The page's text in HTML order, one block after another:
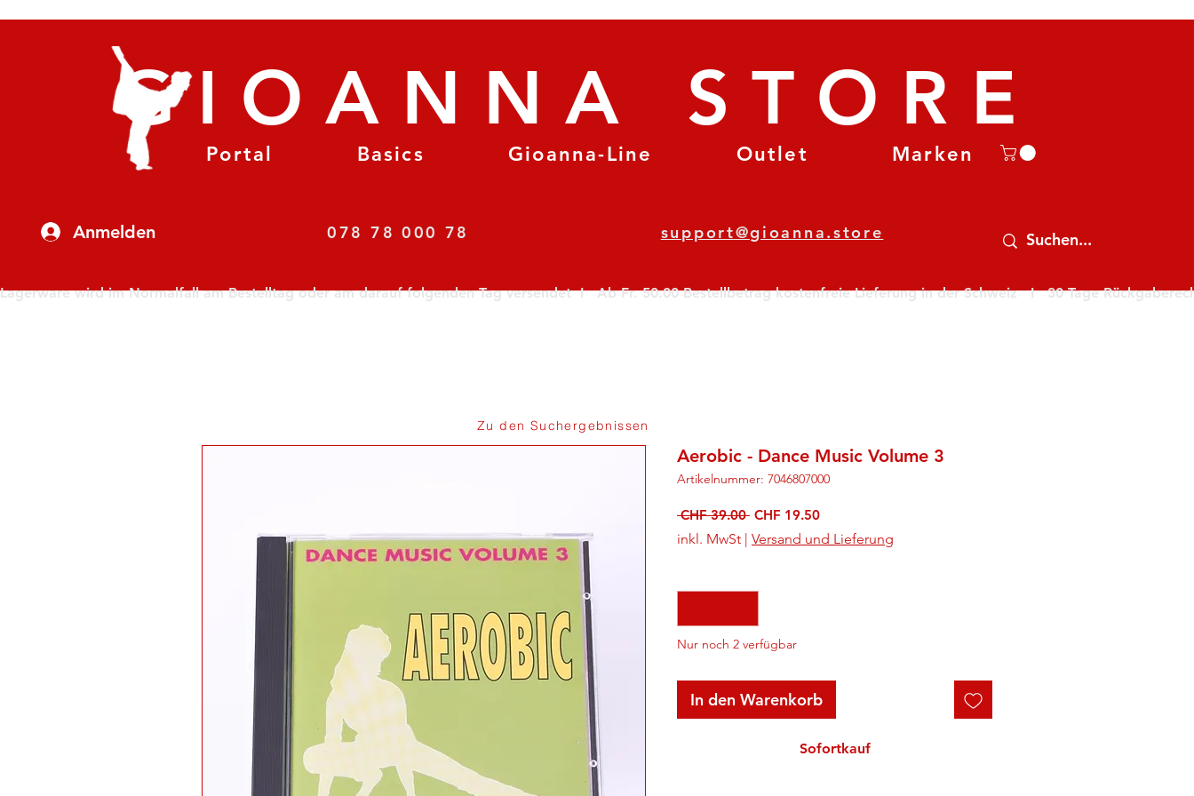
Anmelden
Portal Basics Gioanna-Line Outlet Marken
GIOANNA STORE
078 78 000 78 support@gioanna.store
Lagerware wird im Normalfall am Bestelltag oder am darauf folgenden Tag versendet  I   Ab Fr. 50.00 Bestellbetrag kostenfreie Lieferung in der Schweiz   I   30 Tage
Aerobic - Dance Music Volume 3
Artikelnummer: 7046807000
CHF 39.00 Standardpreis
CHF 19.50Sale-
Preis
inkl. MwSt | Versand und Lieferung
Nur noch 2 verfügbar
In den Warenkorb
Sofortkauf
Zu den Suchergebnissen